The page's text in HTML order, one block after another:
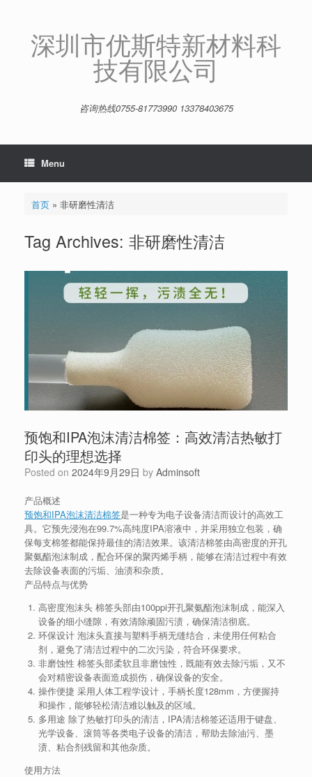
深圳市优斯特新材料科
技有限公司
咨询热线0755-81773990 13378403675
Menu
首页» 非研磨性清洁
Tag Archives: 非研磨性清洁
预饱和IPA泡沫清洁棉签：高效清洁热敏打
印头的理想选择
Posted on 2024年9月29日 by Adminsoft
产品概述
预饱和IPA泡沫清洁棉签是一种专为电子设备清洁而设计的高效工
具。它预先浸泡在99.7%高纯度IPA溶液中，并采用独立包装，确
保每支棉签都能保持最佳的清洁效果。该清洁棉签由高密度的开孔
聚氨酯泡沫制成，配合环保的聚丙烯手柄，能够在清洁过程中有效
去除设备表面的污垢、油渍和杂质。
产品特点与优势
高密度泡沫头棉签头部由100ppi开孔聚氨酯泡沫制成，能深入
设备的细小缝隙，有效清除顽固污渍，确保清洁彻底。
环保设计泡沫头直接与塑料手柄无缝结合，未使用任何粘合
剂，避免了清洁过程中的二次污染，符合环保要求。
非磨蚀性 棉签头部柔软且非磨蚀性，既能有效去除污垢，又不
会对精密设备表面造成损伤，确保设备的安全。
操作便捷采用人体工程学设计，手柄长度128mm，方便握持
和操作，能够轻松清洁难以触及的区域。
多用途 除了热敏打印头的清洁，IPA清洁棉签还适用于键盘、
光学设备、滚筒等各类电子设备的清洁，帮助去除油污、墨
渍、粘合剂残留和其他杂质。
使用方法